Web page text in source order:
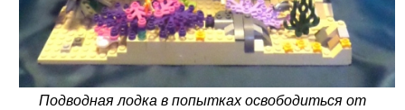
Подводная лодка в попытках освободиться от